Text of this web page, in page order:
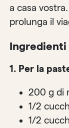
a casa
prolunga il
Ingredienti
1. Per la
200 g di
1/2
1/2